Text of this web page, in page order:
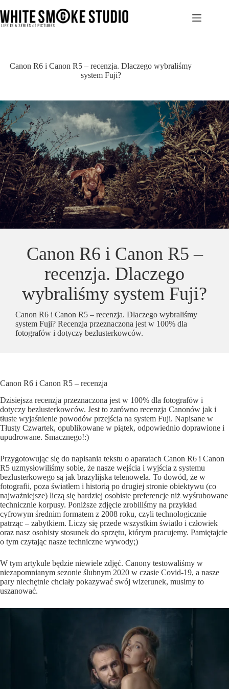
do
treści
Canon R6 i Canon R5 – recenzja. Dlaczego wybraliśmy
system Fuji?
Canon R6 i Canon R5 –
recenzja. Dlaczego
wybraliśmy system Fuji?
Canon R6 i Canon R5 – recenzja. Dlaczego wybraliśmy
system Fuji? Recenzja przeznaczona jest w 100% dla
fotografów i dotyczy bezlusterkowców.
Canon R6 i Canon R5 – recenzja
Dzisiejsza recenzja przeznaczona jest w 100% dla fotografów i
dotyczy bezlusterkowców. Jest to zarówno recenzja Canonów jak i
tłuste wyjaśnienie powodów przejścia na system Fuji. Napisane w
Tłusty Czwartek, opublikowane w piątek, odpowiednio doprawione i
upudrowane. Smacznego!:)
Przygotowując się do napisania tekstu o aparatach Canon R6 i Canon
R5 uzmysłowiliśmy sobie, że nasze wejścia i wyjścia z systemu
bezlusterkowego są jak brazylijska telenowela. To dowód, że w
fotografii, poza światłem i historią po drugiej stronie obiektywu (co
najważniejsze) liczą się bardziej osobiste preferencje niż wyśrubowane
technicznie korpusy. Poniższe zdjęcie zrobiliśmy na przykład
cyfrowym średnim formatem z 2008 roku, czyli technologicznie
patrząc – zabytkiem. Liczy się przede wszystkim światło i człowiek
oraz nasz osobisty stosunek do sprzętu, którym pracujemy. Pamiętajcie
o tym czytając nasze techniczne wywody;)
W tym artykule będzie niewiele zdjęć. Canony testowaliśmy w
niezapomnianym sezonie ślubnym 2020 w czasie Covid-19, a nasze
pary niechętnie chciały pokazywać swój wizerunek, musimy to
uszanować.